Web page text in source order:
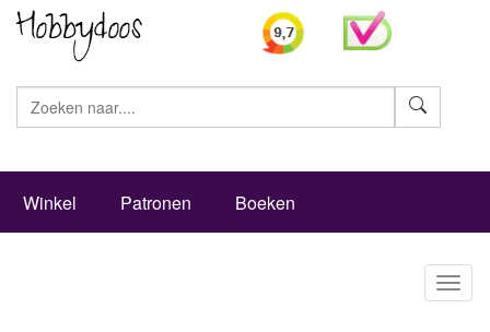
Winkel Patronen Boeken